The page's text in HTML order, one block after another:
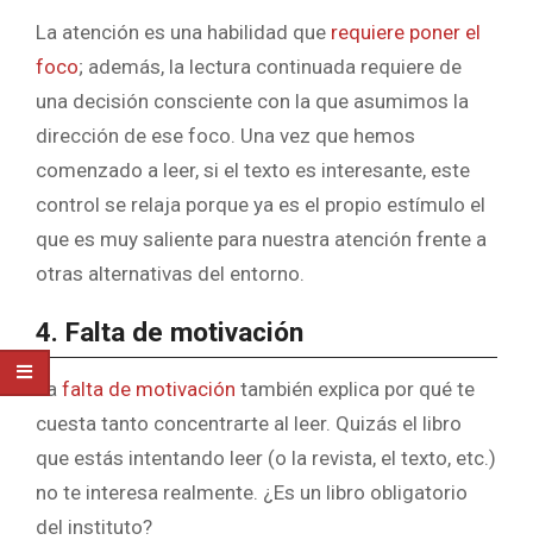
La atención es una habilidad que requiere poner el
foco; además, la lectura continuada requiere de
una decisión consciente con la que asumimos la
dirección de ese foco. Una vez que hemos
comenzado a leer, si el texto es interesante, este
control se relaja porque ya es el propio estímulo el
que es muy saliente para nuestra atención frente a
otras alternativas del entorno.
4. Falta de motivación
La falta de motivación también explica por qué te
cuesta tanto concentrarte al leer. Quizás el libro
que estás intentando leer (o la revista, el texto, etc.)
no te interesa realmente. ¿Es un libro obligatorio
del instituto?